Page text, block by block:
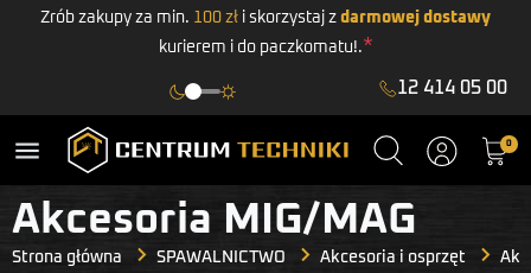
Zrób zakupy za min. 100 zł i skorzystaj z darmowej dostawy
kurierem i do paczkomatu!.*
12 414 05 00
menu 0
Akcesoria MIG/MAG
Strona główna SPAWALNICTWO Akcesoria i osprzęt